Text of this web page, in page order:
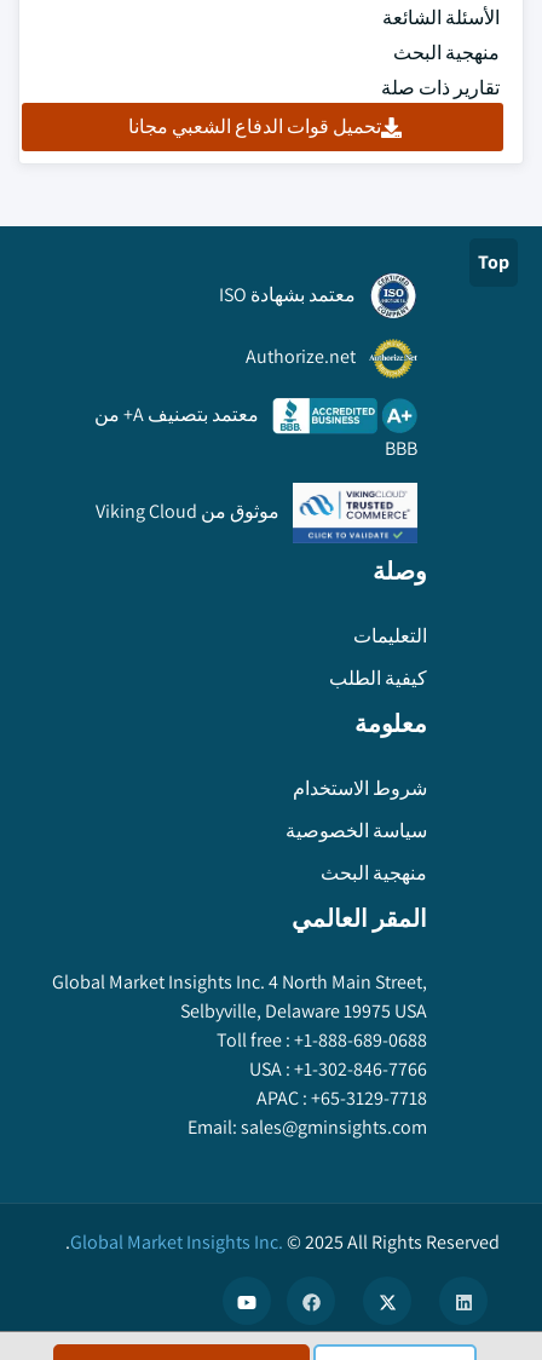
الأسئلة الشائعة
منهجية البحث
تقارير ذات صلة
تحميل قوات الدفاع الشعبي مجانا
Top
معتمد بشهادة ISO
Authorize.net
معتمد بتصنيف A+ من
BBB
موثوق من Viking Cloud
وصلة
التعليمات
كيفية الطلب
معلومة
شروط الاستخدام
سياسة الخصوصية
منهجية البحث
المقر العالمي
Global Market Insights Inc. 4 North Main Street,
Selbyville, Delaware 19975 USA
Toll free :+1-888-689-0688
USA :+1-302-846-7766
APAC :+65-3129-7718
Email:sales@gminsights.com
Global Market Insights Inc.©2025All Rights Reserved.